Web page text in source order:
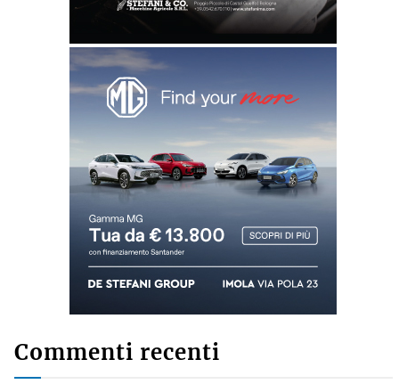
Commenti recenti